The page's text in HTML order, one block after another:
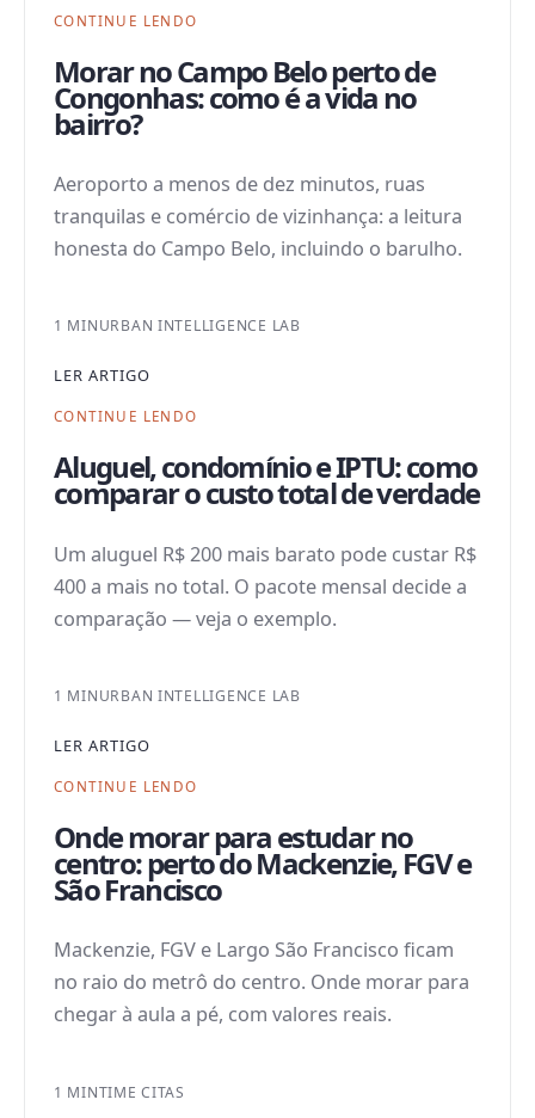
CONTINUE LENDO
Morar no Campo Belo perto de
Congonhas: como é a vida no
bairro?
Aeroporto a menos de dez minutos, ruas
tranquilas e comércio de vizinhança: a leitura
honesta do Campo Belo, incluindo o barulho.
1 MINURBAN INTELLIGENCE LAB
LER ARTIGO
CONTINUE LENDO
Aluguel, condomínio e IPTU: como
comparar o custo total de verdade
Um aluguel R$ 200 mais barato pode custar R$
400 a mais no total. O pacote mensal decide a
comparação — veja o exemplo.
1 MINURBAN INTELLIGENCE LAB
LER ARTIGO
CONTINUE LENDO
Onde morar para estudar no
centro: perto do Mackenzie, FGV e
São Francisco
Mackenzie, FGV e Largo São Francisco ficam
no raio do metrô do centro. Onde morar para
chegar à aula a pé, com valores reais.
1 MINTIME CITAS